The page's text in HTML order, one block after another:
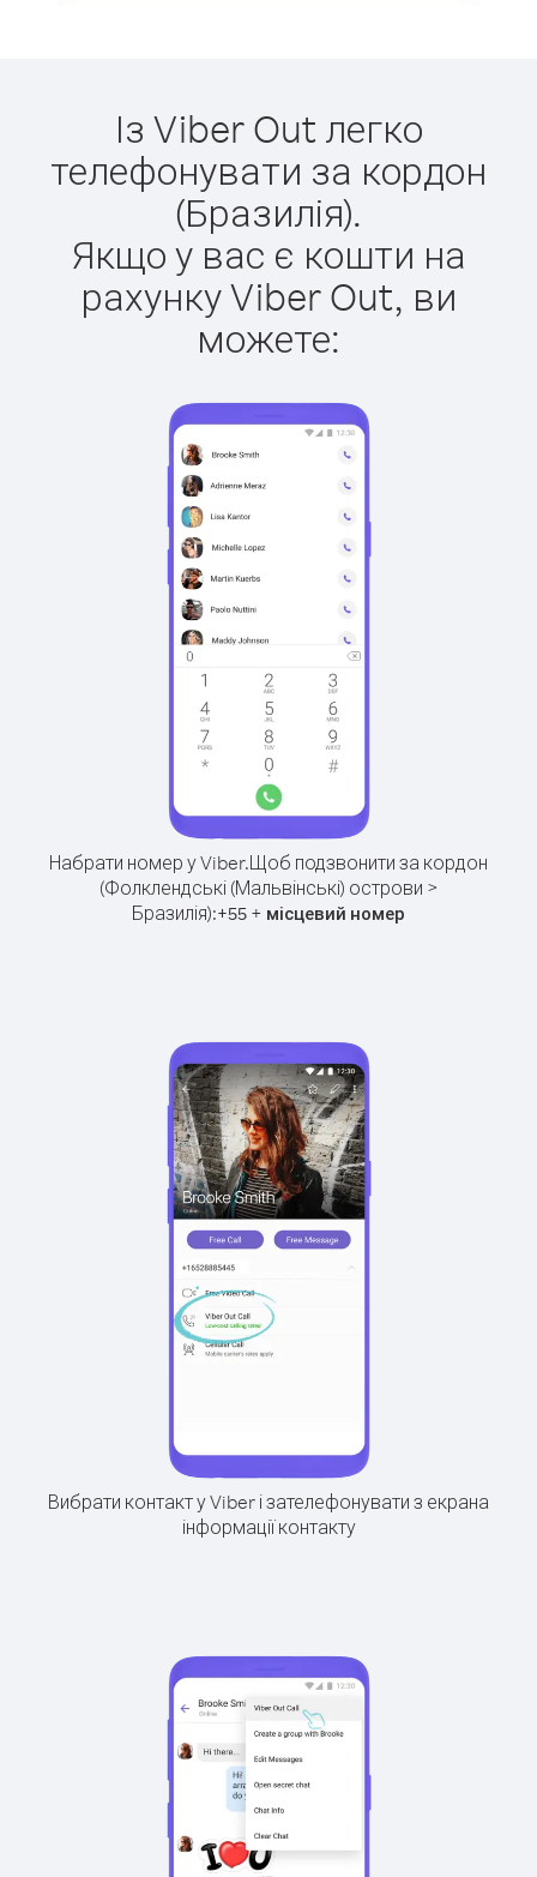
Із Viber Out легко
телефонувати за кордон
(Бразилія).
Якщо у вас є кошти на
рахунку Viber Out, ви
можете:
Набрати номер у Viber.Щоб подзвонити за кордон
(Фолклендські (Мальвінські) острови >
Бразилія):+55 + місцевий номер
Вибрати контакт у Viber і зателефонувати з екрана
інформації контакту